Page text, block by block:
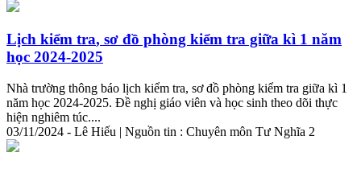
Lịch kiểm tra, sơ đồ phòng kiểm tra giữa kì 1 năm
học 2024-2025
Nhà trường thông báo lịch kiểm tra, sơ đồ phòng kiểm tra giữa kì 1
năm học 2024-2025. Đề nghị giáo viên và học sinh theo dõi thực
hiện nghiêm túc....
03/11/2024 - Lê Hiếu | Nguồn tin : Chuyên môn Tư Nghĩa 2